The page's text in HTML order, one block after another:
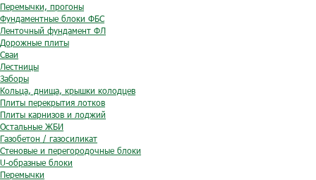
Перемычки, прогоны
Фундаментные блоки ФБС
Ленточный фундамент ФЛ
Дорожные плиты
Сваи
Лестницы
Заборы
Кольца, днища, крышки колодцев
Плиты перекрытия лотков
Плиты карнизов и лоджий
Остальные ЖБИ
Газобетон / газосиликат
Стеновые и перегородочные блоки
U-образные блоки
Перемычки